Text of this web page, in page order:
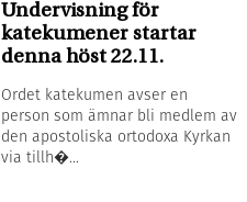
Undervisning för
katekumener startar
denna höst 22.11.
Ordet katekumen avser en
person som ämnar bli medlem av
den apostoliska ortodoxa Kyrkan
via tillh�...